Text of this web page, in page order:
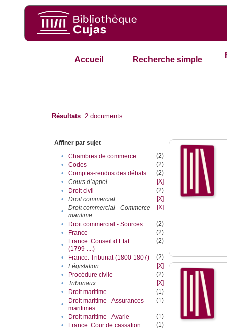
Accueil Recherche simple
Résultats 2 documents
Affiner par sujet
•
Chambres de commerce
(2)
•
Codes
(2)
•
Comptes-rendus des débats
(2)
•
Cours d’appel
[X]
•
Droit civil
(2)
•
Droit commercial
[X]
•
Droit commercial - Commerce
maritime
[X]
• Droit commercial - Sources
(2)
•
France
(2)
•
France. Conseil d’Etat
(1799-....)
(2)
• France. Tribunat (1800-1807)
(2)
•
Législation
[X]
•
Procédure civile
(2)
•
Tribunaux
[X]
•
Droit maritime
(1)
•
Droit maritime - Assurances
maritimes
(1)
• Droit maritime - Avarie
(1)
•
France. Cour de cassation
(1)